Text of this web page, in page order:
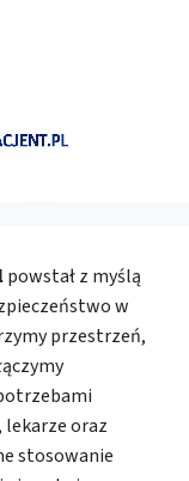
powstał z myślą
w
przestrzeń,
lekarze oraz
stosowanie